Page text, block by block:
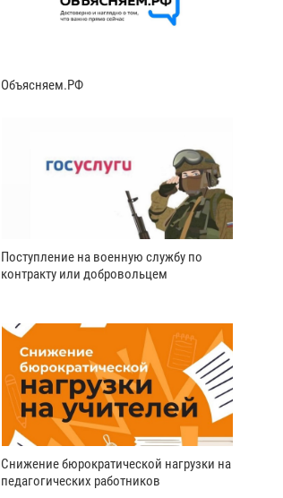
Объясняем.РФ
Поступление на военную службу по
контракту или добровольцем
Снижение бюрократической нагрузки на
педагогических работников